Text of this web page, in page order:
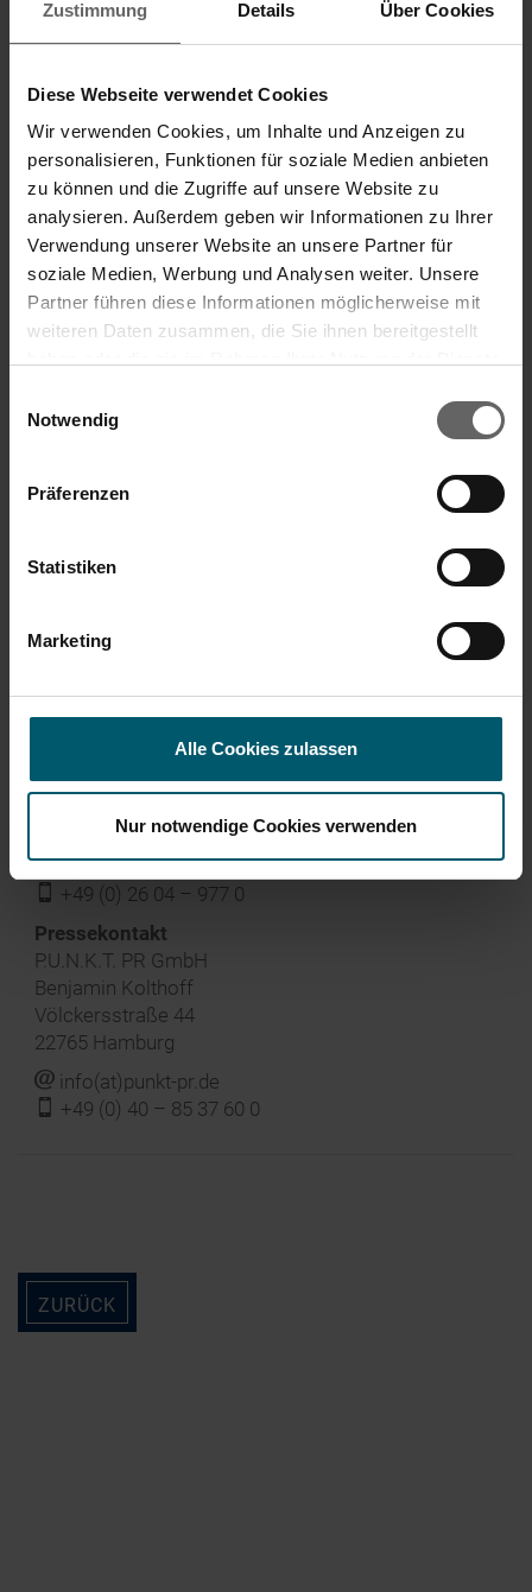
Zustimmung Details Über Cookies
Diese Webseite verwendet Cookies
Wir verwenden Cookies, um Inhalte und Anzeigen zu
personalisieren, Funktionen für soziale Medien anbieten
zu können und die Zugriffe auf unsere Website zu
analysieren. Außerdem geben wir Informationen zu Ihrer
Verwendung unserer Website an unsere Partner für
soziale Medien, Werbung und Analysen weiter. Unsere
Partner führen diese Informationen möglicherweise mit
weiteren Daten zusammen, die Sie ihnen bereitgestellt
Cookies, wenn Sie unsere Webseite weiterhin nutzen.
Notwendig
Präferenzen
Statistiken
Marketing
Alle Cookies zulassen
Nur notwendige Cookies verwenden
Technische Daten der Küchenwaage Page
Einfache, gründliche und zeitsparende Reinigung der
Waage in der Spülmaschine (TÜV Rheinland
zertifiziert) oder unter fließendem Wasser
10 kg Tragkraft
Dank großer Wiegefläche (18 x 25 cm) auch für
große Töpfe und Schüsseln geeignet
Komfortable Bedienung durch patentierte Sensor-
Touch-Funktion
Küchenwaage Page Aqua Proof (Art.-Nr.: 66225, UVP:
PRESSEBILD 1 HERUNTERLADEN
Unternehmenskontakt
Leifheit AG
Barbara Horn
j barbara.horn@leifheit.com
f +49 (0) 26 04 – 977 0
‍Pressekontakt
P.U.N.K.T. PR GmbH
Benjamin Kolthoff
Völckersstraße 44
22765 Hamburg
j info(at)punkt-pr.de
f +49 (0) 40 – 85 37 60 0
ZURÜCK
Suchvorschläge